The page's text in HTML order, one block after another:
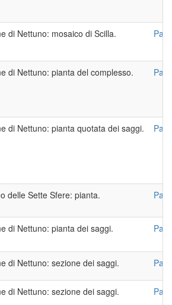
di Nettuno: mosaico di Scilla.
di Nettuno: pianta del complesso.
di Nettuno: pianta quotata dei saggi.
delle Sette Sfere: pianta.
di Nettuno: pianta dei saggi.
di Nettuno: sezione dei saggi.
di Nettuno: sezione dei saggi.